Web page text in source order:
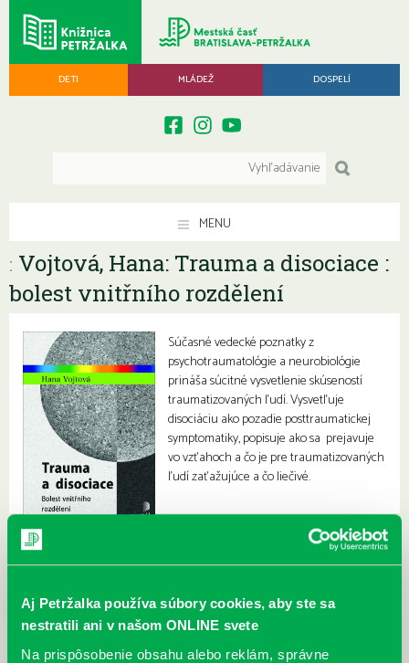
Aj Petržalka používa súbory cookies, aby ste sa
nestratili ani v našom ONLINE svete
Na prispôsobenie obsahu alebo reklám, správne
DETI MLÁDEŽ DOSPELÍ
MENU
: Vojtová, Hana: Trauma a disociace :
bolest vnitřního rozdělení
Súčasné vedecké poznatky z
psychotraumatológie a neurobiológie
prináša súcitné vysvetlenie skúseností
traumatizovaných ľudí. Vysvetľuje
disociáciu ako pozadie posttraumatickej
symptomatiky, popisuje ako sa prejavuje
vo vzťahoch a čo je pre traumatizovaných
ľudí zaťažujúce a čo liečivé.